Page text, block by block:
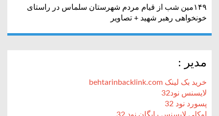
۱۴۹مین شب از قیام مردم شهرستان سلماس در راستای
خونخواهی رهبر شهید + تصاویر
مدیر :
خرید بک لینک behtarinbacklink.com
لایسنس نود32
پسورد نود 32